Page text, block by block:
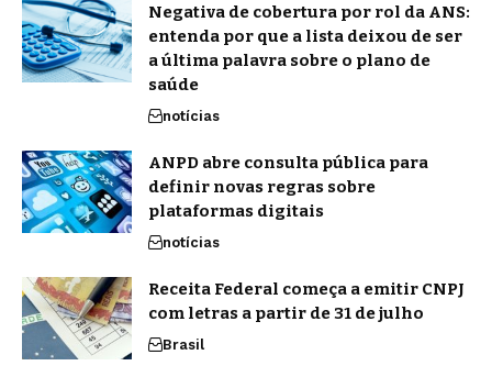
Negativa de cobertura por rol da ANS:
entenda por que a lista deixou de ser
a última palavra sobre o plano de
saúde
notícias
ANPD abre consulta pública para
definir novas regras sobre
plataformas digitais
notícias
Receita Federal começa a emitir CNPJ
com letras a partir de 31 de julho
Brasil